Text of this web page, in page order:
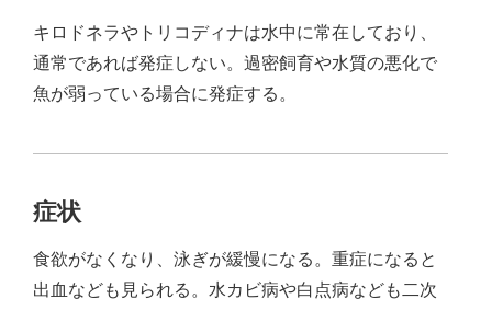
キロドネラやトリコディナは水中に常在しており、
通常であれば発症しない。過密飼育や水質の悪化で
魚が弱っている場合に発症する。
症状
食欲がなくなり、泳ぎが緩慢になる。重症になると
出血なども見られる。水カビ病や白点病なども二次